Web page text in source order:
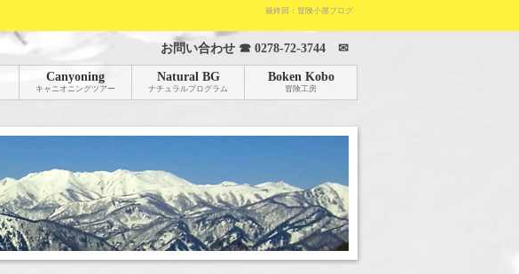
最終回：冒険小屋ブログ
お問い合わせ ☎ 0278-72-3744 ✉
Canyoning
キャニオニングツアー
Natural BG
ナチュラルプログラム
Boken Kobo
冒険工房